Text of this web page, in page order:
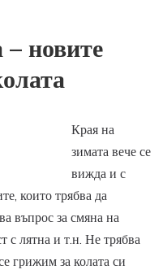
новите
Края на
зимата вече се
вижда и с
които трябва да
въпрос за смяна на
с лятна и т.н. Не трябва
грижим за колата си